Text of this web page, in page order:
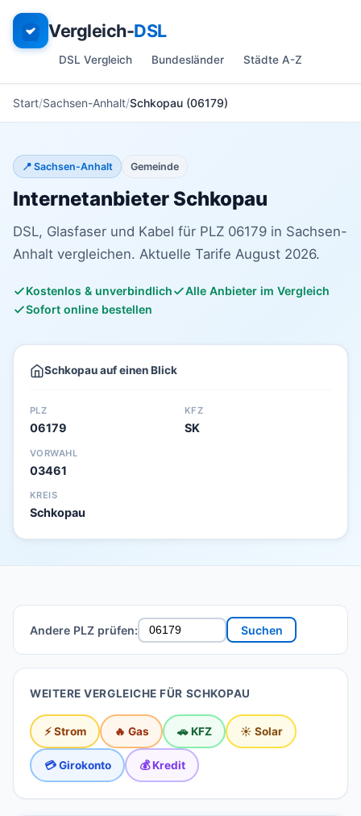
Vergleich-DSL
DSL Vergleich Bundesländer Städte A-Z
Start Sachsen-Anhalt Schkopau (06179)
📍 Sachsen-Anhalt Gemeinde
Internetanbieter Schkopau
DSL, Glasfaser und Kabel für PLZ 06179 in Sachsen-
Anhalt vergleichen. Aktuelle Tarife August 2026.
Kostenlos & unverbindlich
Alle Anbieter im Vergleich
Sofort online bestellen
Schkopau auf einen Blick
PLZ
06179
KFZ
SK
VORWAHL
03461
KREIS
Schkopau
Andere PLZ prüfen: Suchen
WEITERE VERGLEICHE FÜR SCHKOPAU
⚡ Strom 🔥 Gas 🚗 KFZ ☀️ Solar
💳 Girokonto 💰 Kredit